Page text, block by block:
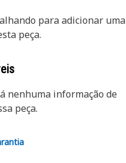
para adicionar uma
peça.
nenhuma informação de
peça.